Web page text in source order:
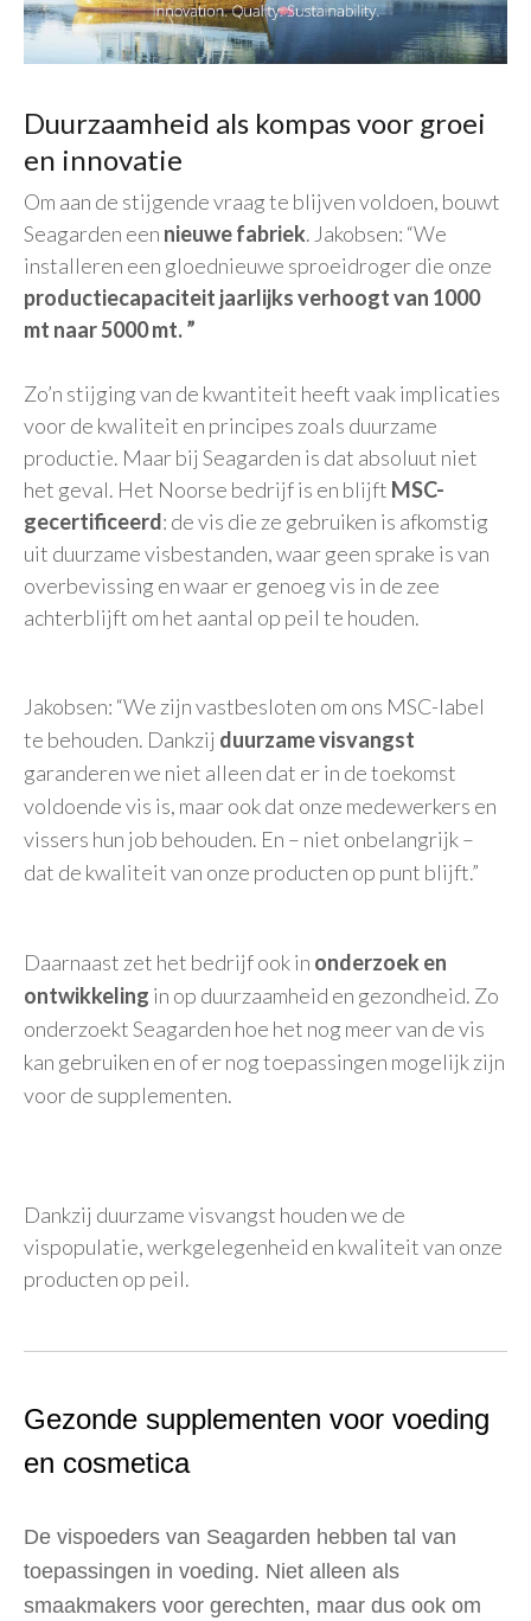
Duurzaamheid als kompas voor groei
en innovatie
Om aan de stijgende vraag te blijven voldoen, bouwt
Seagarden een nieuwe fabriek. Jakobsen: “We
installeren een gloednieuwe sproeidroger die onze
productiecapaciteit jaarlijks verhoogt van 1000
mt naar 5000 mt. ”
Zo’n stijging van de kwantiteit heeft vaak implicaties
voor de kwaliteit en principes zoals duurzame
productie. Maar bij Seagarden is dat absoluut niet
het geval. Het Noorse bedrijf is en blijft MSC-
gecertificeerd: de vis die ze gebruiken is afkomstig
uit duurzame visbestanden, waar geen sprake is van
overbevissing en waar er genoeg vis in de zee
achterblijft om het aantal op peil te houden.
Jakobsen: “We zijn vastbesloten om ons MSC-label
te behouden. Dankzij duurzame visvangst
garanderen we niet alleen dat er in de toekomst
voldoende vis is, maar ook dat onze medewerkers en
vissers hun job behouden. En – niet onbelangrijk –
dat de kwaliteit van onze producten op punt blijft.”
Daarnaast zet het bedrijf ook in onderzoek en
ontwikkeling in op duurzaamheid en gezondheid. Zo
onderzoekt Seagarden hoe het nog meer van de vis
kan gebruiken en of er nog toepassingen mogelijk zijn
voor de supplementen.
Dankzij duurzame visvangst houden we de
vispopulatie, werkgelegenheid en kwaliteit van onze
producten op peil.
Gezonde supplementen voor voeding
en cosmetica
De vispoeders van Seagarden hebben tal van
toepassingen in voeding. Niet alleen als
smaakmakers voor gerechten, maar dus ook om